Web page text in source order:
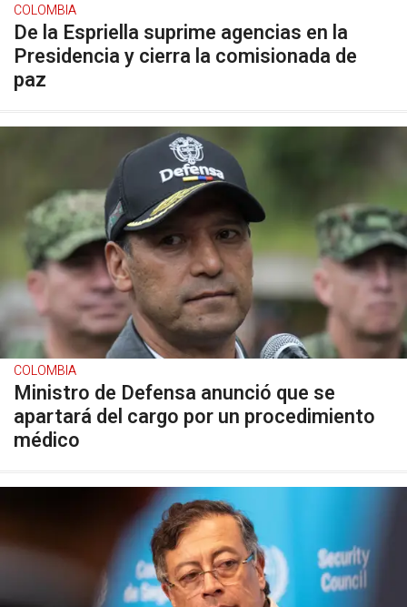
COLOMBIA
De la Espriella suprime agencias en la
Presidencia y cierra la comisionada de
paz
COLOMBIA
Ministro de Defensa anunció que se
apartará del cargo por un procedimiento
médico